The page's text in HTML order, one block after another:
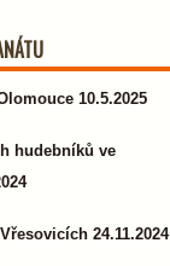
10.5.2025
hudebníků ve
24.11.2024